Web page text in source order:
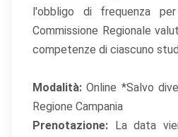
l'obbligo di frequenza
Commissione Regionale
competenze di ciascuno
Modalità:Online *Salvo
Regione Campania
Prenotazione: La data